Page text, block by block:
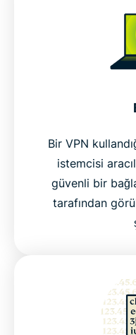
Bir VPN
istemcisi
güvenli bir
tarafından